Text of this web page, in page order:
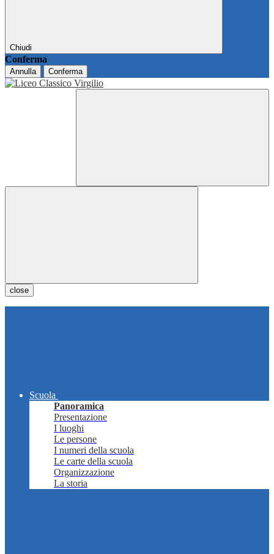
Chiudi
Conferma
Annulla Conferma
close
Scuola
Panoramica
Presentazione
I luoghi
Le persone
I numeri della scuola
Le carte della scuola
Organizzazione
La storia